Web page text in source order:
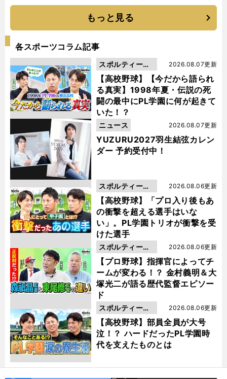
もっと見る
各スポーツコラム記事
【高校野球】【今だから語られ
る真実】1998年夏・伝説の死
闘の最中にPL学園に何が起きて
いた！？
2026.08.07更新
スポルティーバ
動画
YUZURU2027羽生結弦カレン
ダー 予約受付中！
2026.08.07更新
ニュース
【高校野球】「プロ入り後もあ
の衝撃を超える選手はいな
い」。PL学園トリオが衝撃を受
けた選手
2026.08.06更新
スポルティーバ
動画
【プロ野球】指揮官によってチ
ームが変わる！？ 金村義明＆大
塚光二が語る歴代監督エピソー
ド
2026.08.06更新
スポルティーバ
動画
【高校野球】部員全員が大号
泣！？ ハードだったPL学園時
代を支えたものとは
2026.08.06更新
スポルティーバ
動画